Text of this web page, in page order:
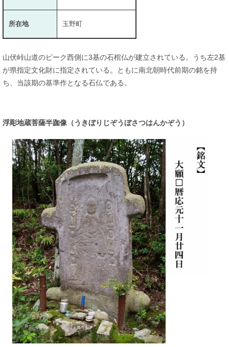
所在地 玉野町
山伏峠山道のピーク西側に3基の石棺仏が建立されている。うち左2基
が県指定文化財に指定されている。ともに南北朝時代前期の銘を持
ち、当該期の基準作となる石仏である。
浮彫地蔵菩薩半跏像（うきぼりじぞうぼさつはんかぞう）